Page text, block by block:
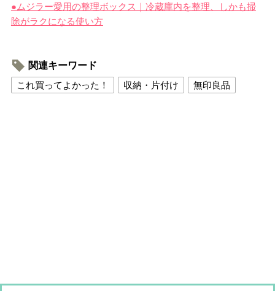
●ムジラー愛用の整理ボックス｜冷蔵庫内を整理、しかも掃
除がラクになる使い方
関連キーワード
これ買ってよかった！
収納・片付け 無印良品